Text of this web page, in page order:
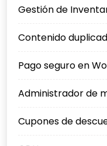
Gestión de
Contenido
Pago seguro en
Administrador de
Cupones de